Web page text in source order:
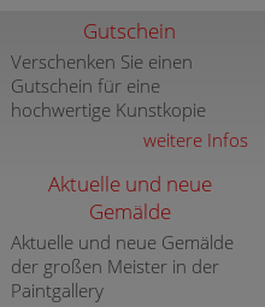
Gutschein
Verschenken Sie einen
Gutschein für eine
hochwertige Kunstkopie
weitere Infos
Aktuelle und neue
Gemälde
Aktuelle und neue Gemälde
der großen Meister in der
Paintgallery